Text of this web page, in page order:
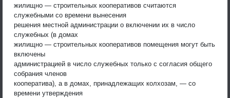
жилищно — строительных кооперативов считаются
служебными со времени вынесения
решения местной администрации о включении их в число
служебных (в домах
жилищно — строительных кооперативов помещения могут быть
включены
администрацией в число служебных только с согласия общего
собрания членов
кооператива), а в домах, принадлежащих колхозам, — со
времени утверждения